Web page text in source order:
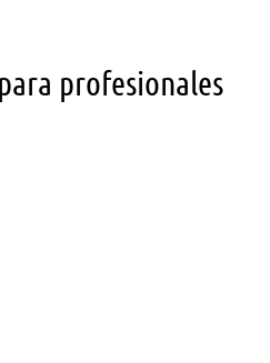
profesionales